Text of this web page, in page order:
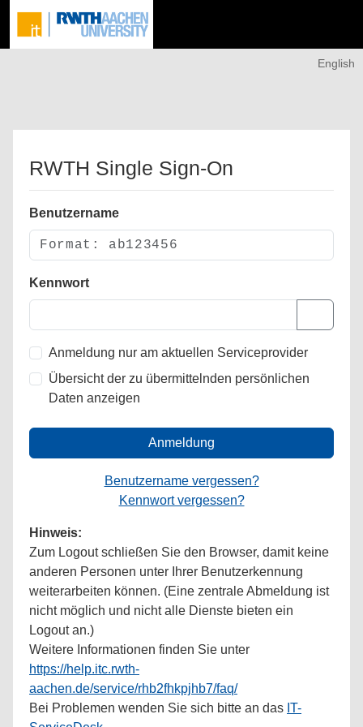
English
RWTH Single Sign-On
Benutzername
Kennwort
Anmeldung nur am aktuellen Serviceprovider
Übersicht der zu übermittelnden persönlichen
Daten anzeigen
Anmeldung
Benutzername vergessen?
Kennwort vergessen?
Hinweis:
Zum Logout schließen Sie den Browser, damit keine
anderen Personen unter Ihrer Benutzerkennung
weiterarbeiten können. (Eine zentrale Abmeldung ist
nicht möglich und nicht alle Dienste bieten ein
Logout an.)
Weitere Informationen finden Sie unter
https://help.itc.rwth-
aachen.de/service/rhb2fhkpjhb7/faq/
Bei Problemen wenden Sie sich bitte an das IT-